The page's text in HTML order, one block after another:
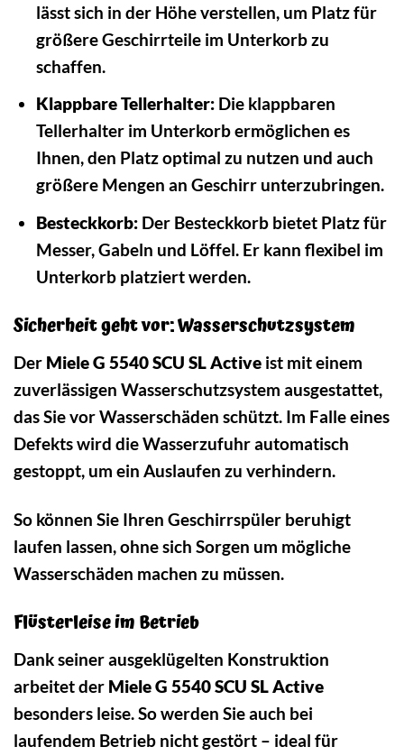
lässt sich in der Höhe verstellen, um Platz für
größere Geschirrteile im Unterkorb zu
schaffen.
Klappbare Tellerhalter:Die klappbaren
Tellerhalter im Unterkorb ermöglichen es
Ihnen, den Platz optimal zu nutzen und auch
größere Mengen an Geschirr unterzubringen.
Besteckkorb:Der Besteckkorb bietet Platz für
Messer, Gabeln und Löffel. Er kann flexibel im
Unterkorb platziert werden.
Sicherheit geht vor: Wasserschutzsystem
Der Miele G 5540 SCU SL Active ist mit einem
zuverlässigen Wasserschutzsystem ausgestattet,
das Sie vor Wasserschäden schützt. Im Falle eines
Defekts wird die Wasserzufuhr automatisch
gestoppt, um ein Auslaufen zu verhindern.
So können Sie Ihren Geschirrspüler beruhigt
laufen lassen, ohne sich Sorgen um mögliche
Wasserschäden machen zu müssen.
Flüsterleise im Betrieb
Dank seiner ausgeklügelten Konstruktion
arbeitet der Miele G 5540 SCU SL Active
besonders leise. So werden Sie auch bei
laufendem Betrieb nicht gestört – ideal für